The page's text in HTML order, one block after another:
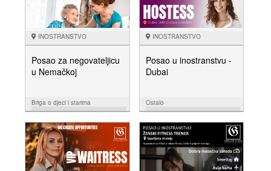
INOSTRANSTVO
Posao za negovateljicu
u Nemačkoj
Briga o djeci i starima
NUDIM
INOSTRANSTVO
Posao u inostranstvu -
Dubai
Ostalo